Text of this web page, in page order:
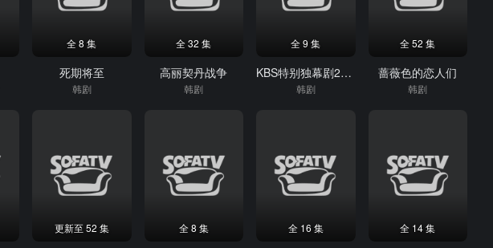
全 8 集
死期将至
韩剧
全 32 集
高丽契丹战争
韩剧
全 9 集
KBS特别独幕剧2020
韩剧
全 52 集
蔷薇色的恋人们
韩剧
更新至 52 集 全 8 集 全 16 集 全 14 集